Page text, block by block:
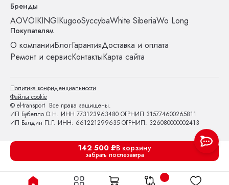
142 500 ₽В корзину
забрать послезавтра
Бренды
AOVOIKINGIKugooSyccybaWhite SiberiaWo Long
Покупателям
О компанииБлогГарантияДоставка и оплата
Ремонт и сервисКонтактыКарта сайта
© el-transport Все права защищены.
ИП Бубелло О.Н. ИНН 773123963480 ОГРНИП 315774600265811
ИП Балдин П.Г. ИНН: 661221299635 ОГРНИП: 326080000002413
Политика конфиденциальности
Файлы cookie